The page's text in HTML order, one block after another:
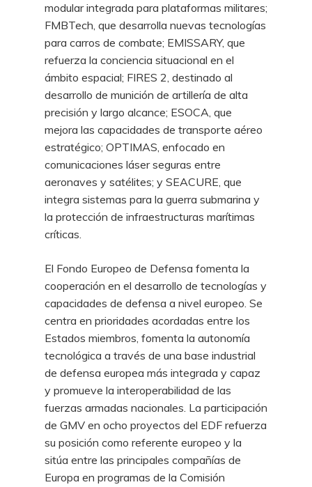
modular integrada para plataformas militares;
FMBTech, que desarrolla nuevas tecnologías
para carros de combate; EMISSARY, que
refuerza la conciencia situacional en el
ámbito espacial; FIRES 2, destinado al
desarrollo de munición de artillería de alta
precisión y largo alcance; ESOCA, que
mejora las capacidades de transporte aéreo
estratégico; OPTIMAS, enfocado en
comunicaciones láser seguras entre
aeronaves y satélites; y SEACURE, que
integra sistemas para la guerra submarina y
la protección de infraestructuras marítimas
críticas.
El Fondo Europeo de Defensa fomenta la
cooperación en el desarrollo de tecnologías y
capacidades de defensa a nivel europeo. Se
centra en prioridades acordadas entre los
Estados miembros, fomenta la autonomía
tecnológica a través de una base industrial
de defensa europea más integrada y capaz
y promueve la interoperabilidad de las
fuerzas armadas nacionales. La participación
de GMV en ocho proyectos del EDF refuerza
su posición como referente europeo y la
sitúa entre las principales compañías de
Europa en programas de la Comisión